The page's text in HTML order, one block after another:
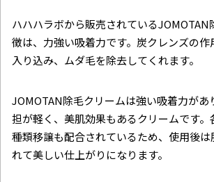
ハハハラボから販売されているJOMOTAN
徴は、力強い吸着力です。炭クレンズ​​の作
入り込み、ムダ毛を除去してくれます。
JOMOTAN除毛クリームは強い吸着力があ
担が軽く、美肌効果もあるクリームです。
種類移譲も配合されているため、使用後は
れて美しい仕上がりになります。